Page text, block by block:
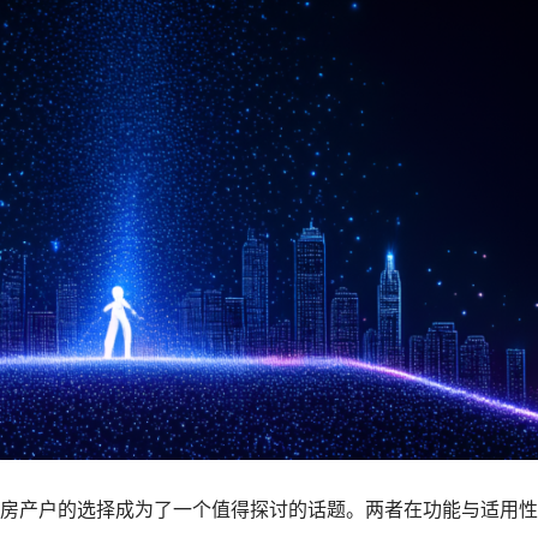
产户的选择成为了一个值得探讨的话题。两者在功能与适用